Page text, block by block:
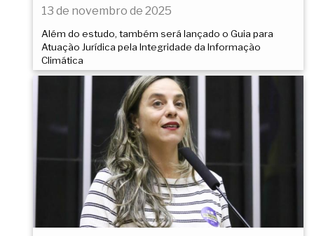
13 de novembro de 2025
Além do estudo, também será lançado o Guia para
Atuação Jurídica pela Integridade da Informação
Climática